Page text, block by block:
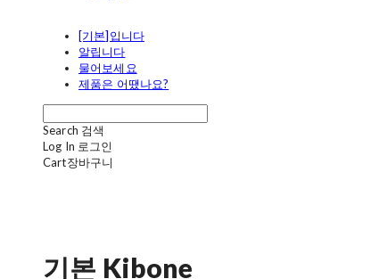
[기본]입니다
알립니다
물어보세요
제품은 어땠나요?
Search 검색
Log In 로그인
Cart장바구니
기본 Kibone